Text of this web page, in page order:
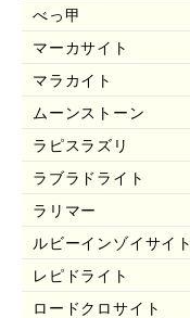
べっ甲
マーカサイト
マラカイト
ムーンストーン
ラピスラズリ
ラブラドライト
ラリマー
ルビーインゾイサイト
レピドライト
ロードクロサイト